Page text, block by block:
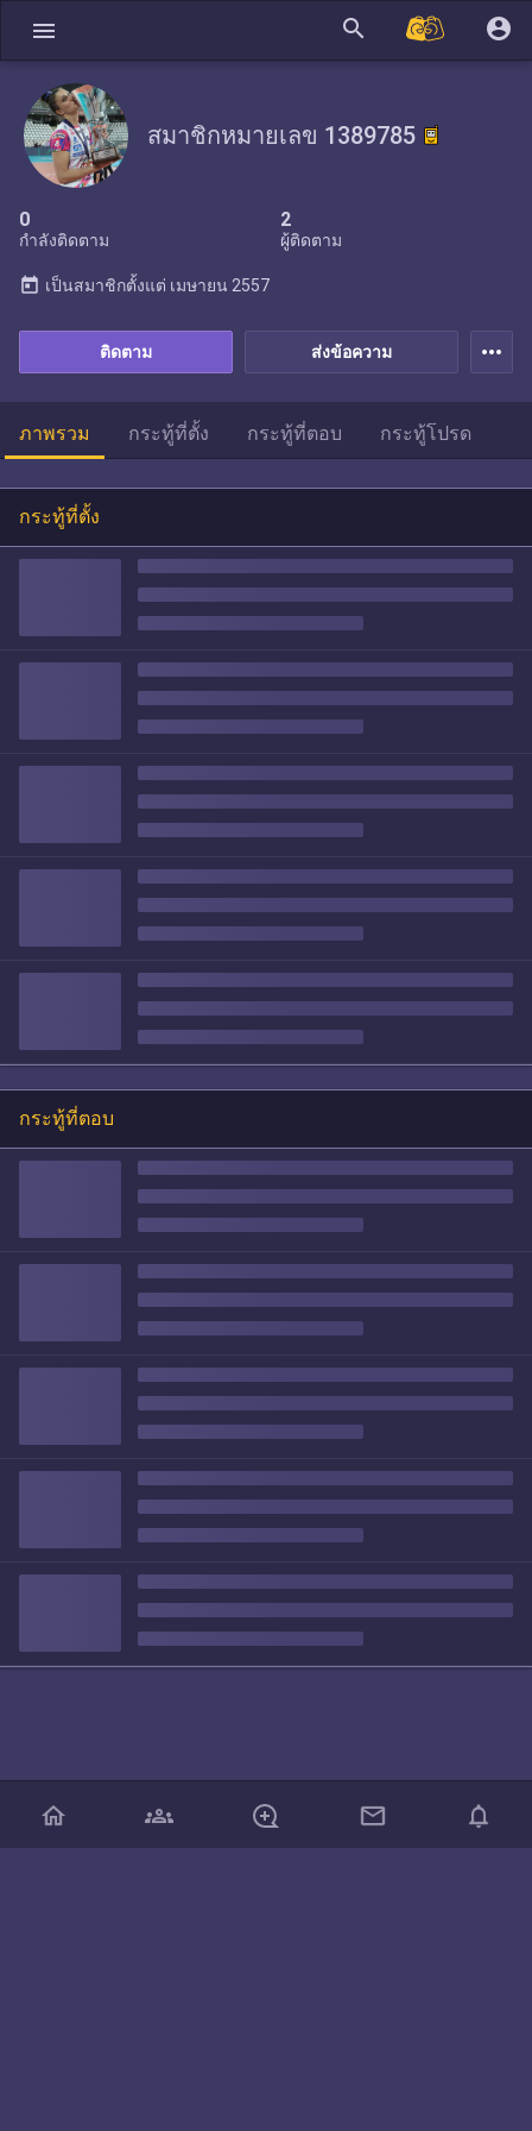
menu search account_circle
สมาชิกหมายเลข 1389785
0
กำลังติดตาม
2
ผู้ติดตาม
ส่งข้อความ
ติดตาม
today เป็นสมาชิกตั้งแต่ เมษายน 2557
more_horiz
ภาพรวม กระทู้ที่ตั้ง กระทู้ที่ตอบ กระทู้โปรด
กระทู้ที่ตั้ง
กระทู้ที่ตอบ